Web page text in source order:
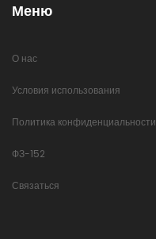
Меню
О нас
Условия использования
Политика конфиденциальности
ФЗ-152
Связаться